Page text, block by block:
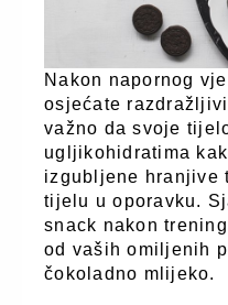
Nakon napornog
osjećate
važno da svoje
ugljikohidratima
izgubljene hranjive
tijelu u oporavku.
snack nakon
od vaših omiljenih
čokoladno mlijeko.